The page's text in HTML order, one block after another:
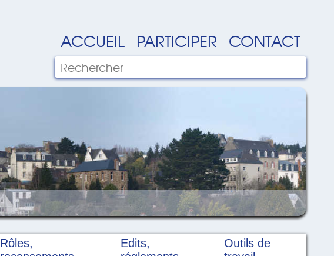
ACCUEIL PARTICIPER CONTACT
Rôles,
Edits,
Outils de